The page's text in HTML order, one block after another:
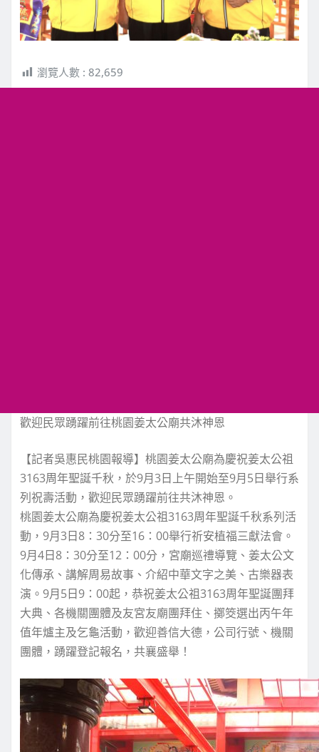
瀏覽人數 : 82,659
歡迎民眾踴躍前往桃園姜太公廟共沐神恩
【記者吳惠民桃園報導】桃園姜太公廟為慶祝姜太公祖
3163周年聖誕千秋，於9月3日上午開始至9月5日舉行系
列祝壽活動，歡迎民眾踴躍前往共沐神恩。
桃園姜太公廟為慶祝姜太公祖3163周年聖誕千秋系列活
動，9月3日8：30分至16：00舉行祈安植福三獻法會。
9月4日8：30分至12：00分，宮廟巡禮導覽、姜太公文
化傳承、講解周易故事、介紹中華文字之美、古樂器表
演。9月5日9：00起，恭祝姜太公祖3163周年聖誕團拜
大典、各機關團體及友宮友廟團拜住、擲筊選出丙午年
值年爐主及乞龜活動，歡迎善信大德，公司行號、機關
團體，踴躍登記報名，共襄盛舉！